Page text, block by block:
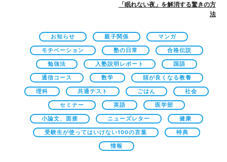
「眠れない夜」を解消する驚きの方
法
お知らせ 親子関係 マンガ
モチベーション 塾の日常 合格伝説
勉強法 入塾説明レポート 国語
通信コース 数学 頭が良くなる教養
理科 共通テスト ごはん 社会
セミナー 英語 医学部
小論文、面接 ニューズレター 健康
受験生が使ってはいけない100の言葉 特典
情報